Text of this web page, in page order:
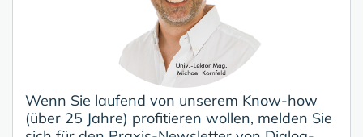
Wenn Sie laufend von unserem Know-how
(über 25 Jahre) profitieren wollen, melden Sie